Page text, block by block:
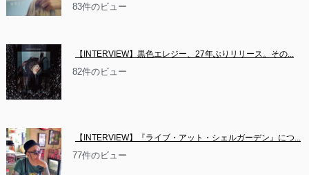
83件のビュー
【INTERVIEW】黒色エレジー、27年ぶりリリース。その...
82件のビュー
【INTERVIEW】『ライブ・アット・シェルガーデン』につ...
77件のビュー